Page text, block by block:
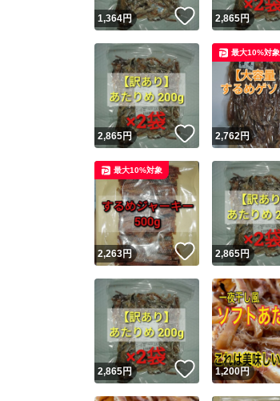
1,364円 いいね！
2,865円
2,865円 いいね！
2,762円
最大10%対象
2,263円 いいね！
最大10%対象
2,865円
2,865円 いいね！
1,200円